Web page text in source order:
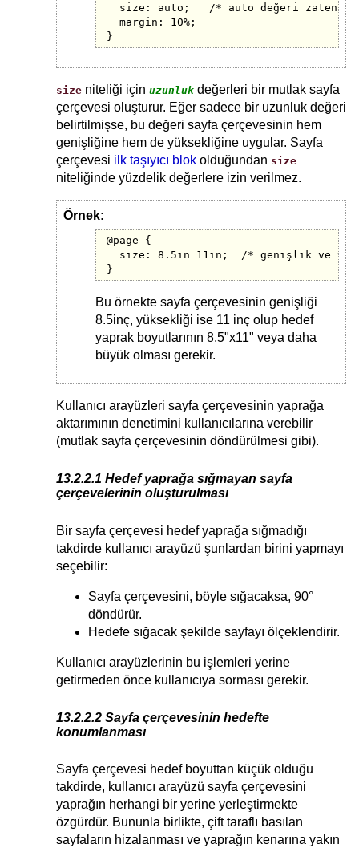
size: auto;   /* auto değeri zaten
  margin: 10%;
}
size niteliği için uzunluk değerleri bir mutlak sayfa
çerçevesi oluşturur. Eğer sadece bir uzunluk değeri
belirtilmişse, bu değeri sayfa çerçevesinin hem
genişliğine hem de yüksekliğine uygular. Sayfa
çerçevesi ilk taşıyıcı blok olduğundan size
niteliğinde yüzdelik değerlere izin verilmez.
Örnek:
@page {
size: 8.5in 11in;  /* genişlik ve
}
Bu örnekte sayfa çerçevesinin genişliği
8.5inç, yüksekliği ise 11 inç olup hedef
yaprak boyutlarının 8.5"x11" veya daha
büyük olması gerekir.
Kullanıcı arayüzleri sayfa çerçevesinin yaprağa
aktarımının denetimini kullanıcılarına verebilir
(mutlak sayfa çerçevesinin döndürülmesi gibi).
13.2.2.1 Hedef yaprağa sığmayan sayfa
çerçevelerinin oluşturulması
Bir sayfa çerçevesi hedef yaprağa sığmadığı
takdirde kullanıcı arayüzü şunlardan birini yapmayı
seçebilir:
Sayfa çerçevesini, böyle sığacaksa, 90°
döndürür.
Hedefe sığacak şekilde sayfayı ölçeklendirir.
Kullanıcı arayüzlerinin bu işlemleri yerine
getirmeden önce kullanıcıya sorması gerekir.
13.2.2.2 Sayfa çerçevesinin hedefte
konumlanması
Sayfa çerçevesi hedef boyuttan küçük olduğu
takdirde, kullanıcı arayüzü sayfa çerçevesini
yaprağın herhangi bir yerine yerleştirmekte
özgürdür. Bununla birlikte, çift taraflı basılan
sayfaların hizalanması ve yaprağın kenarına yakın